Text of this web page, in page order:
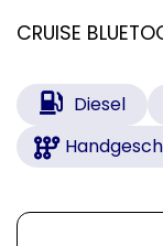
CRUISE
Diesel